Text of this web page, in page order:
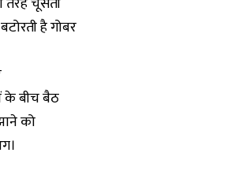
है गोबर
के बीच बैठ
को